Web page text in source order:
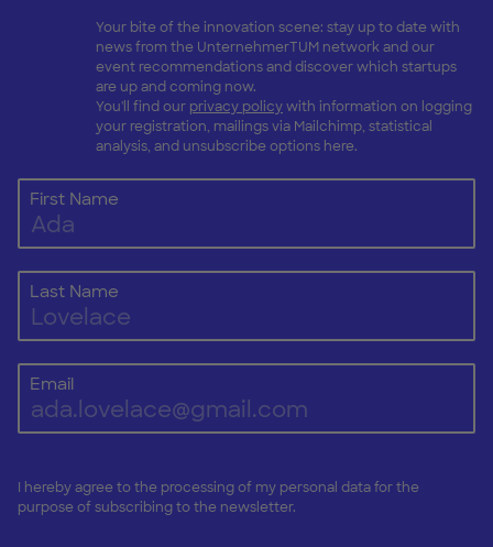
Your bite of the innovation scene: stay up to date with
news from the UnternehmerTUM network and our
event recommendations and discover which startups
are up and coming now.
You'll find our privacy policywith information on logging
your registration, mailings via Mailchimp, statistical
analysis, and unsubscribe options here.
First Name
Last Name
Email
I hereby agree to the processing of my personal data for the
purpose of subscribing to the newsletter.